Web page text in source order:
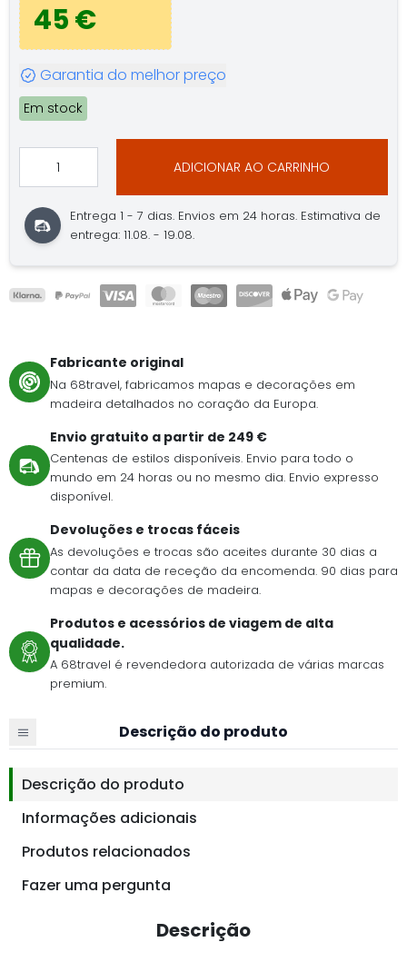
45 €
Garantia do melhor preço
Em stock
ADICIONAR AO CARRINHO
Entrega 1 - 7 dias. Envios em 24 horas. Estimativa de
entrega: 11.08. - 19.08.
Fabricante original
Na 68travel, fabricamos mapas e decorações em
madeira detalhados no coração da Europa.
Envio gratuito a partir de 249 €
Centenas de estilos disponíveis. Envio para todo o
mundo em 24 horas ou no mesmo dia. Envio expresso
disponível.
Devoluções e trocas fáceis
As devoluções e trocas são aceites durante 30 dias a
contar da data de receção da encomenda. 90 dias para
mapas e decorações de madeira.
Produtos e acessórios de viagem de alta
qualidade.
A 68travel é revendedora autorizada de várias marcas
premium.
Descrição do produto
Descrição do produto
Informações adicionais
Produtos relacionados
Fazer uma pergunta
Descrição